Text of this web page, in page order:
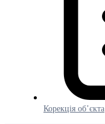
Корекція об’єкта